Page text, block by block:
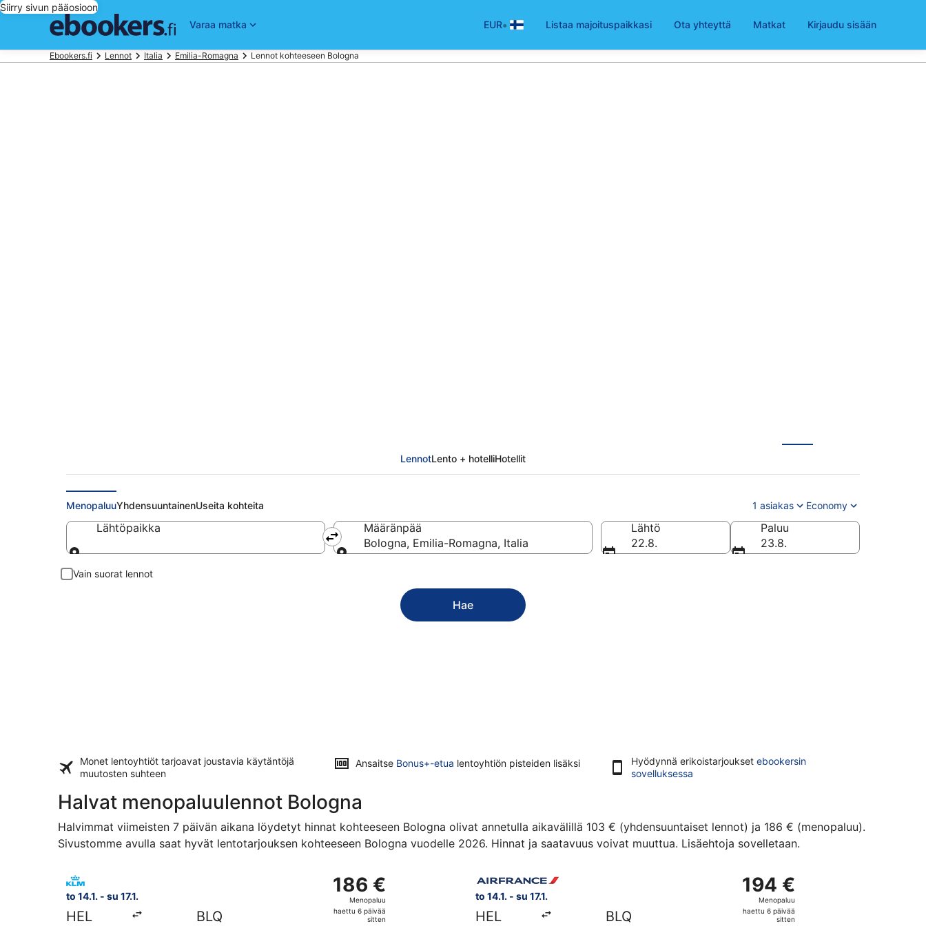
Siirry sivun pääosioon
Varaa matka
EUR• Listaa majoituspaikkasi Ota yhteyttä Matkat Kirjaudu sisään
Ebookers.fi Lennot Italia Emilia-Romagna Lennot kohteeseen Bologna
LennotLento + hotelliHotellit
MenopaluuYhdensuuntainenUseita kohteita 1 asiakas Economy
Lähtöpaikka
Määränpää
Bologna, Emilia-Romagna, Italia
Lähtö
22.8.
Paluu
23.8.
Vain suorat lennot
Hae
Monet lentoyhtiöt tarjoavat joustavia käytäntöjä
muutosten suhteen
Ansaitse Bonus+-etua lentoyhtiön pisteiden lisäksi Hyödynnä erikoistarjoukset ebookersin
sovelluksessa
Halvat menopaluulennot Bologna
Halvimmat viimeisten 7 päivän aikana löydetyt hinnat kohteeseen Bologna olivat annetulla aikavälillä 103 € (yhdensuuntaiset lennot) ja 186 € (menopaluu).
Sivustomme avulla saat hyvät lentotarjouksen kohteeseen Bologna vuodelle 2026. Hinnat ja saatavuus voivat muuttua. Lisäehtoja sovelletaan.
to 14.1. - su 17.1.
HEL BLQ
186 €
Menopaluu,
haettu
186 €
Menopaluu
haettu 6 päivää
sitten
to 14.1. - su 17.1.
HEL BLQ
194 €
Menopaluu,
haettu
194 €
Menopaluu
haettu 6 päivää
sitten